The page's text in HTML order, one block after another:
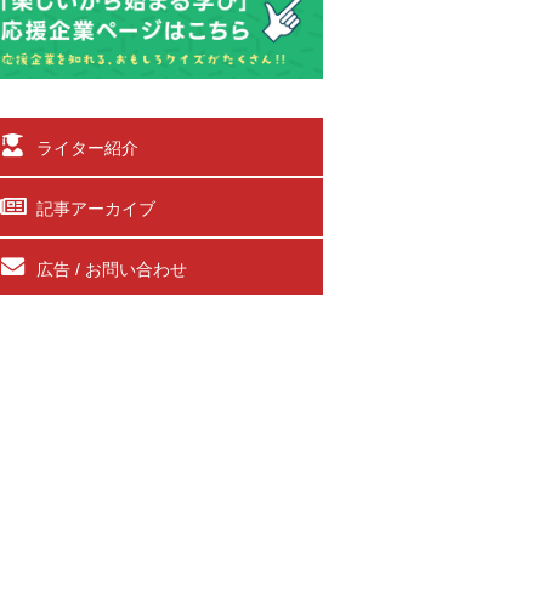
ライター紹介
記事アーカイブ
広告 / お問い合わせ